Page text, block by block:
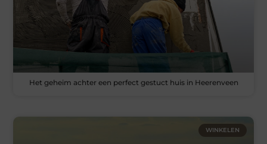
Het geheim achter een perfect gestuct huis in Heerenveen
WINKELEN